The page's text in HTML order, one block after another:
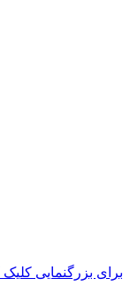
برای بزرگنمایی کلیک